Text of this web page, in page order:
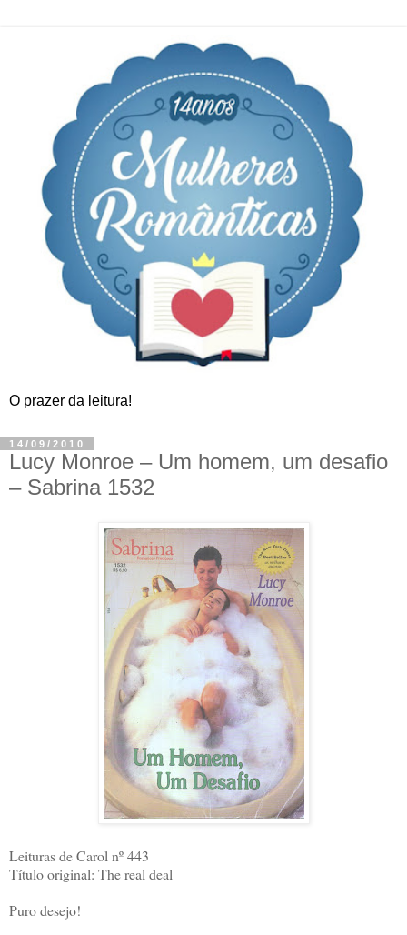
O prazer da leitura!
14/09/2010
Lucy Monroe – Um homem, um desafio
– Sabrina 1532
Leituras de Carol nº 443
Título original: The real deal
Puro desejo!